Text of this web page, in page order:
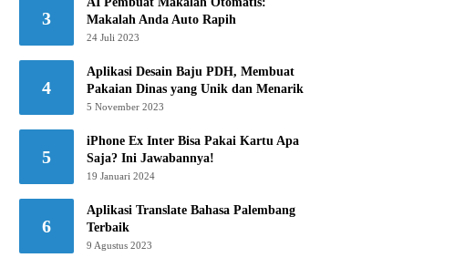
3
Makalah Anda Auto Rapih
24 Juli 2023
4
Aplikasi Desain Baju PDH, Membuat
Pakaian Dinas yang Unik dan Menarik
5 November 2023
5
iPhone Ex Inter Bisa Pakai Kartu Apa
Saja? Ini Jawabannya!
19 Januari 2024
6
Aplikasi Translate Bahasa Palembang
Terbaik
9 Agustus 2023